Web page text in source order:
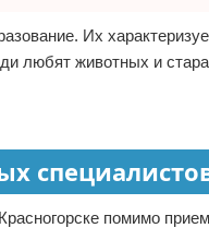
Их
любят животных и
помимо